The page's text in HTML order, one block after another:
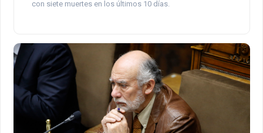
con siete muertes en los últimos 10 días.